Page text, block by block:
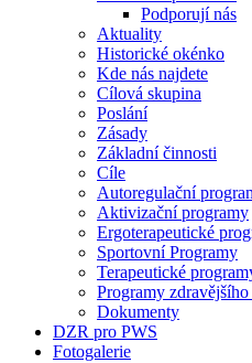
Podporují nás
Aktuality
Historické okénko
Kde nás najdete
Cílová skupina
Poslání
Zásady
Základní činnosti
Cíle
Autoregulační
Aktivizační programy
Ergoterapeutické
Sportovní Programy
Terapeutické
Programy
Dokumenty
DZR pro PWS
Fotogalerie